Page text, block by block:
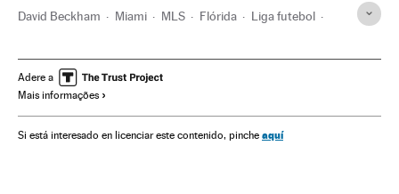
David Beckham Miami MLS Flórida Liga futebol
Competições América Esportes
Adere a
Mais informações
Si está interesado en licenciar este contenido, pinche aquí